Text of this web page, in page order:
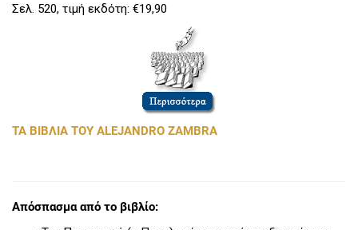
Σελ. 520, τιμή εκδότη: €19,90
ΤΑ ΒΙΒΛΙΑ ΤΟΥ ALEJANDRO ZAMBRA
Απόσπασμα από το βιβλίο: